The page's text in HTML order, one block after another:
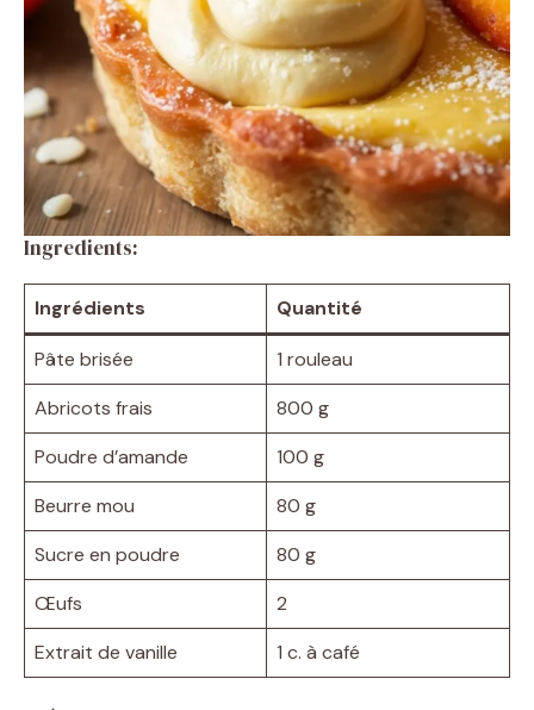
Ingredients:
Ingrédients Quantité
Pâte brisée
1 rouleau
Abricots frais
800 g
Poudre d’amande
100 g
Beurre mou
80 g
Sucre en poudre
80 g
Œufs
2
Extrait de vanille
1 c. à café